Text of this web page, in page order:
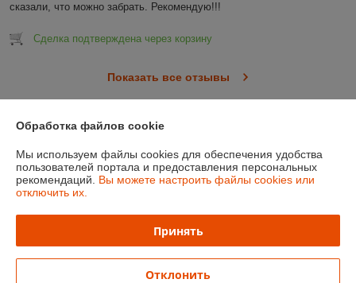
сказали, что можно забрать. Рекомендую!!!
Сделка подтверждена через корзину
Показать все отзывы
О нас
Контакты
График работы
Обработка файлов cookie
Мы используем файлы cookies для обеспечения удобства
пользователей портала и предоставления персональных
рекомендаций. Вы можете настроить файлы cookies или
отключить их.
Принять
Отклонить